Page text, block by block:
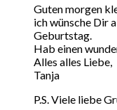
Guten morgen
ich wünsche Dir
Geburtstag.
Hab einen
Alles alles Liebe,
Tanja
P.S. Viele liebe